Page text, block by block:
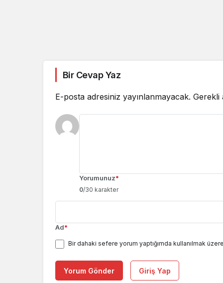
Bir Cevap Yaz
E-posta adresiniz yayınlanmayacak. Gerekli
Yorumunuz*
0/30 karakter
Ad*
Bir dahaki sefere yorum yaptığımda kullanılmak
Yorum Gönder Giriş Yap